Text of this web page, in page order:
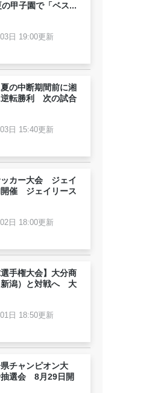
甲子園で「ベス...
日 19:00更新
の中断期間前に湘
逆転勝利 次の試合
日 15:40更新
カー大会 ジェイ
開催 ジェイリース
日 18:00更新
選手権大会】大分商
新潟）と対戦へ 大
日 18:50更新
チャンピオン大
選会 8月29日開